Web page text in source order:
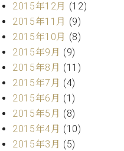
2015年12月 (12)
2015年11月 (9)
2015年10月 (8)
2015年9月 (9)
2015年8月 (11)
2015年7月 (4)
2015年6月 (1)
2015年5月 (8)
2015年4月 (10)
2015年3月 (5)